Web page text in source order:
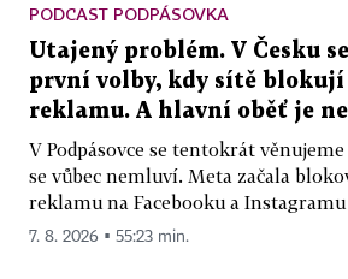
PODCAST PODPÁSOVKA
Utajený problém. V Česku
první volby, kdy sítě
reklamu. A hlavní oběť je
V Podpásovce se tentokrát
se vůbec nemluví. Meta začala
reklamu na Facebooku a Instagramu
7. 8. 2026 ▪ 55:23 min.